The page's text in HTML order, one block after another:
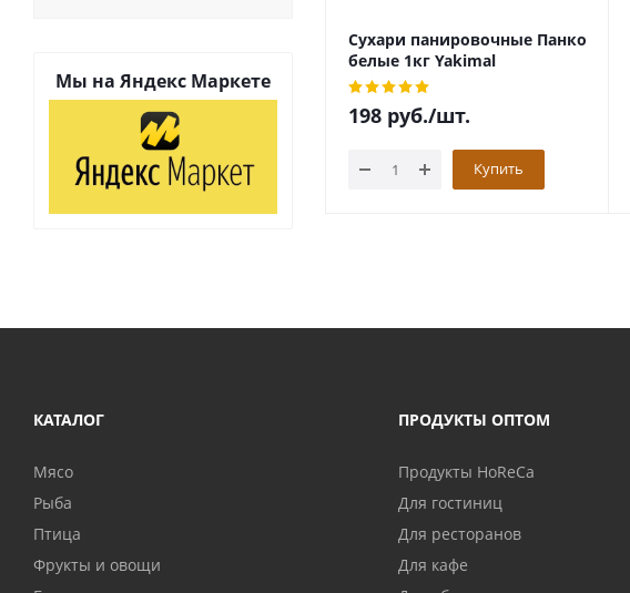
Сухари панировочные Панко
белые 1кг Yakimal
198 руб./шт.
Купить
Мы на Яндекс Маркете
КАТАЛОГ
Мясо
Рыба
Птица
Фрукты и овощи
ПРОДУКТЫ ОПТОМ
Продукты HoReCa
Для гостиниц
Для ресторанов
Для кафе